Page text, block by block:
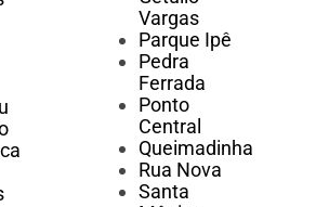
Vargas
Parque Ipê
Pedra
Ferrada
Ponto
Central
Queimadinha
Rua Nova
Santa